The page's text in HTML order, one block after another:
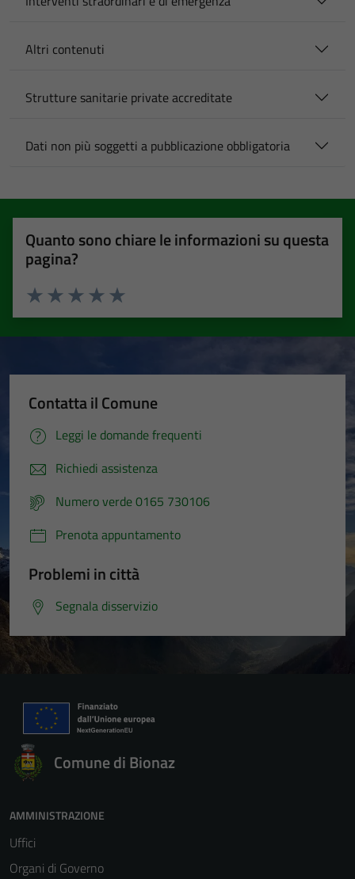
Altri contenuti
Strutture sanitarie private accreditate
Dati non più soggetti a pubblicazione obbligatoria
Quanto sono chiare le informazioni su questa
pagina?
Valuta 5 stelle su 5
Valuta 4 stelle su 5
Valuta 3 stelle su 5
Valuta 2 stelle su 5
Valuta 1 stelle su 5
Contatta il Comune
Leggi le domande frequenti
Richiedi assistenza
Numero verde 0165 730106
Prenota appuntamento
Problemi in città
Segnala disservizio
Comune di Bionaz
AMMINISTRAZIONE
Uffici
Organi di Governo